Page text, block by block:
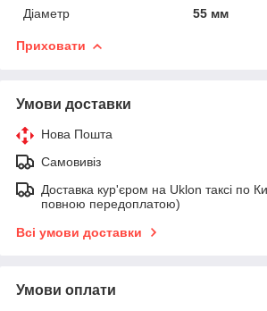
Діаметр 55 мм
Приховати
Умови доставки
Нова Пошта
Самовивіз
Доставка кур'єром на Uklon таксі по
повною передоплатою)
Всі умови доставки
Умови оплати